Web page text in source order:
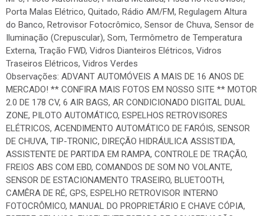
Porta Malas Elétrico, Quitado, Rádio AM/FM, Regulagem Altura
do Banco, Retrovisor Fotocrômico, Sensor de Chuva, Sensor de
Iluminação (Crepuscular), Som, Termômetro de Temperatura
Externa, Tração FWD, Vidros Dianteiros Elétricos, Vidros
Traseiros Elétricos, Vidros Verdes
Observações: ADVANT AUTOMÓVEIS A MAIS DE 16 ANOS DE
MERCADO! ** CONFIRA MAIS FOTOS EM NOSSO SITE ** MOTOR
2.0 DE 178 CV, 6 AIR BAGS, AR CONDICIONADO DIGITAL DUAL
ZONE, PILOTO AUTOMÁTICO, ESPELHOS RETROVISORES
ELÉTRICOS, ACENDIMENTO AUTOMÁTICO DE FARÓIS, SENSOR
DE CHUVA, TIP-TRONIC, DIREÇÃO HIDRÁULICA ASSISTIDA,
ASSISTENTE DE PARTIDA EM RAMPA, CONTROLE DE TRAÇÃO,
FREIOS ABS COM EBD, COMANDOS DE SOM NO VOLANTE,
SENSOR DE ESTACIONAMENTO TRASEIRO, BLUETOOTH,
CAMÊRA DE RÉ, GPS, ESPELHO RETROVISOR INTERNO
FOTOCRÔMICO, MANUAL DO PROPRIETÁRIO E CHAVE CÓPIA,